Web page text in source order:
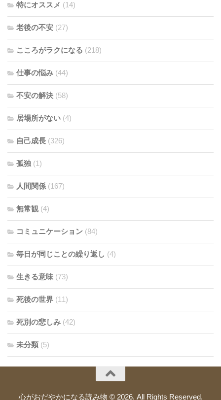
特にオススメ (14)
老後の不安 (27)
こころがラクになる (218)
仕事の悩み (44)
不安の解決 (58)
居場所がない (4)
自己成長 (326)
孤独 (1)
人間関係 (167)
無常観 (4)
コミュニケーション (84)
毎日が同じことの繰り返し (4)
生きる意味 (73)
死後の世界 (11)
死別の悲しみ (42)
未分類 (5)
心がおだやかになる読み物 © 2026. All Rights Reserved.